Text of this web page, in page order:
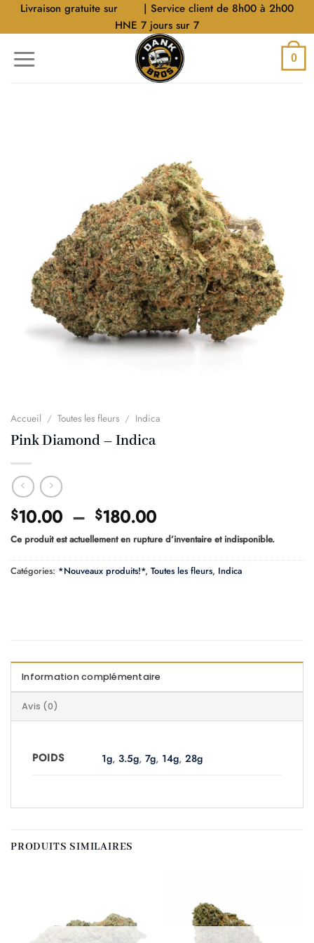
AllerLivraison gratuite sur
| Service client de 8h00 à 2h00
HNE 7 jours sur 7
0
Accueil / Toutes les fleurs / Indica
Pink Diamond – Indica
$10.00 – $180.00Plage
de
prix :
$10.00
Ce produit est actuellement en rupture d’inventaire et indisponible.
Catégories: *Nouveaux produits!*, Toutes les fleurs, Indica
Information complémentaire
Avis (0)
POIDS 1g,3.5g,7g, 14g,28g
PRODUITS SIMILAIRES